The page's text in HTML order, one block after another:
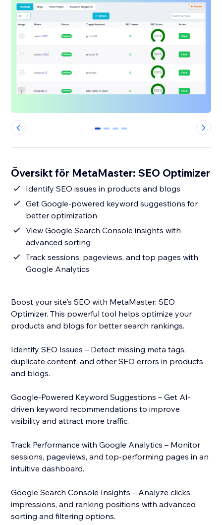
0 1 2 3
Översikt för MetaMaster: SEO Optimizer
Identify SEO issues in products and blogs
Get Google-powered keyword suggestions for
better optimization
View Google Search Console insights with
advanced sorting
Track sessions, pageviews, and top pages with
Google Analytics
Boost your site's SEO with MetaMaster: SEO
Optimizer. This powerful tool helps optimize your
products and blogs for better search rankings.
Identify SEO Issues – Detect missing meta tags,
duplicate content, and other SEO errors in products
and blogs.
Google-Powered Keyword Suggestions – Get AI-
driven keyword recommendations to improve
visibility and attract more traffic.
Track Performance with Google Analytics – Monitor
sessions, pageviews, and top-performing pages in an
intuitive dashboard.
Google Search Console Insights – Analyze clicks,
impressions, and ranking positions with advanced
sorting and filtering options.